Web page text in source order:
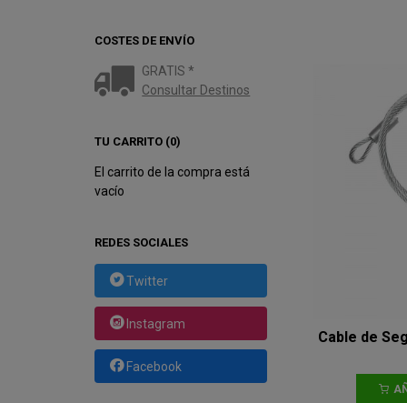
COSTES DE ENVÍO
GRATIS *
Consultar Destinos
TU CARRITO (0)
El carrito de la compra está
vacío
REDES SOCIALES
Twitter
Instagram
Facebook
Cable de